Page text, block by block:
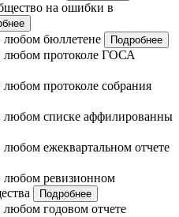
на ошибки в
любом бюллетене Подробнее
любом протоколе ГОСА
протоколе собрания
любом списке аффилированны
ежеквартальном отчете
любом ревизионном
Подробнее
годовом отчете